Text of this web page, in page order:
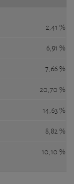
2,41 %
6,91 %
7,66 %
20,70 %
14,63 %
8,82 %
10,10 %